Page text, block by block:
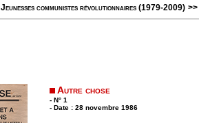
Jeunesses communistes révolutionnaires (1979-2009) >>
Autre chose
- N° 1
- Date : 28 novembre 1986